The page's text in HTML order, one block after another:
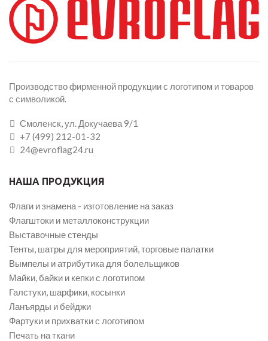
Производство фирменной продукции с логотипом и товаров
с символикой.
Смоленск, ул. Докучаева 9/1
+7 (499) 212-01-32
24@evroflag24.ru
НАША ПРОДУКЦИЯ
Флаги и знамена - изготовление на заказ
Флагштоки и металлоконструкции
Выставочные стенды
Тенты, шатры для мероприятий, торговые палатки
Вымпелы и атрибутика для болельщиков
Майки, байки и кепки с логотипом
Галстуки, шарфики, косынки
Ланъярды и бейджи
Фартуки и прихватки с логотипом
Печать на ткани